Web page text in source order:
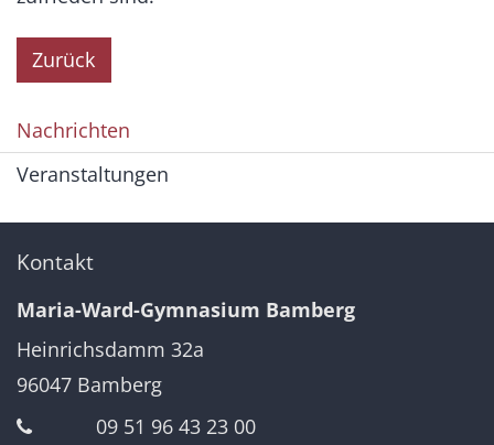
Zurück
Nachrichten
Veranstaltungen
Kontakt
Maria-Ward-Gymnasium Bamberg
Heinrichsdamm 32a
96047 Bamberg
09 51 96 43 23 00